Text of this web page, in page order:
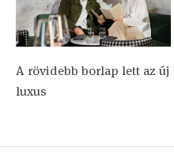
A rövidebb borlap lett az új
luxus